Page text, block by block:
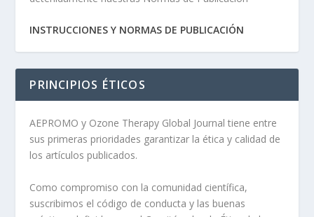
INSTRUCCIONES Y NORMAS DE PUBLICACIÓN
PRINCIPIOS ÉTICOS
AEPROMO y Ozone Therapy Global Journal tiene entre
sus primeras prioridades garantizar la ética y calidad de
los artículos publicados.
Como compromiso con la comunidad científica,
suscribimos el código de conducta y las buenas